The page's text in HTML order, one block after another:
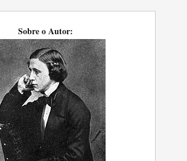
Sobre o Autor: